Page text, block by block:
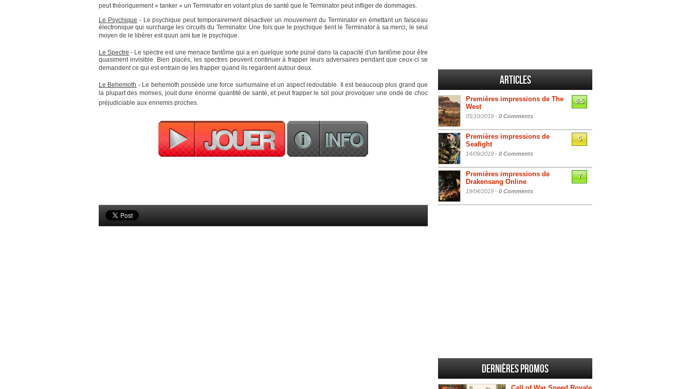
peut théoriquement « tanker » un Terminator en volant plus de santé que le Terminator peut infliger de dommages.
Le Psychique - Le psychique peut temporairement désactiver un mouvement du Terminator en émettant un faisceau
électronique qui surcharge les circuits du Terminator. Une fois que le psychique tient le Terminator à sa merci, le seul
moyen de le libérer est quun ami tue le psychique.
Le Spectre - Le spectre est une menace fantôme qui a en quelque sorte puisé dans la capacité d'un fantôme pour être
quasiment invisible. Bien placés, les spectres peuvent continuer à frapper leurs adversaires pendant que ceux-ci se
demandent ce qui est entrain de les frapper quand ils regardent autour deux.
Le Behemoth - Le behemoth possède une force surhumaine et un aspect redoutable. Il est beaucoup plus grand que
la plupart des momies, jouit dune énorme quantité de santé, et peut frapper le sol pour provoquer une onde de choc
préjudiciable aux ennemis proches.
Articles
Premières impressions de The
West
05/10/2019 - 0 Comments
6.5
Premières impressions de
Seafight
14/09/2019 - 0 Comments
5
Premières impressions de
Drakensang Online
19/04/2019 - 0 Comments
7
Dernières promos